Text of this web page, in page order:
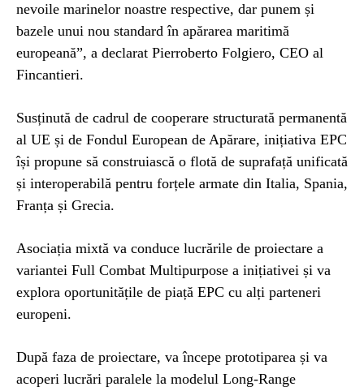
nevoile marinelor noastre respective, dar punem și
bazele unui nou standard în apărarea maritimă
europeană”, a declarat Pierroberto Folgiero, CEO al
Fincantieri.
Susținută de cadrul de cooperare structurată permanentă
al UE și de Fondul European de Apărare, inițiativa EPC
își propune să construiască o flotă de suprafață unificată
și interoperabilă pentru forțele armate din Italia, Spania,
Franța și Grecia.
Asociația mixtă va conduce lucrările de proiectare a
variantei Full Combat Multipurpose a inițiativei și va
explora oportunitățile de piață EPC cu alți parteneri
europeni.
După faza de proiectare, va începe prototiparea și va
acoperi lucrări paralele la modelul Long-Range